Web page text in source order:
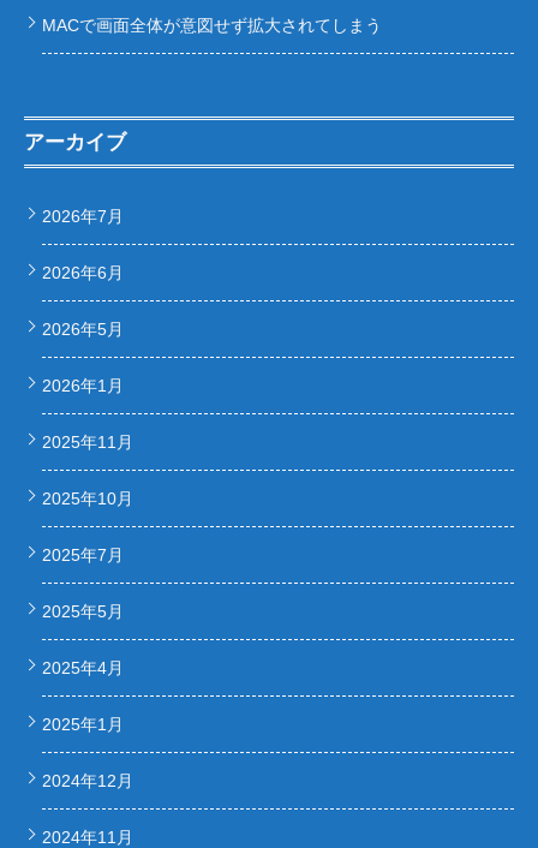
MACで画面全体が意図せず拡大されてしまう
アーカイブ
2026年7月
2026年6月
2026年5月
2026年1月
2025年11月
2025年10月
2025年7月
2025年5月
2025年4月
2025年1月
2024年12月
2024年11月